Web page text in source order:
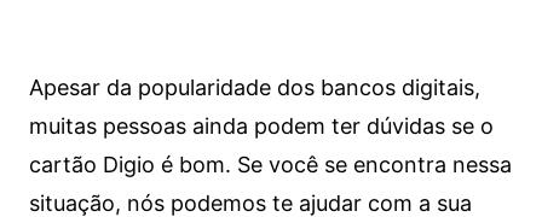
Apesar da popularidade dos bancos digitais,
muitas pessoas ainda podem ter dúvidas se o
cartão Digio é bom. Se você se encontra nessa
situação, nós podemos te ajudar com a sua